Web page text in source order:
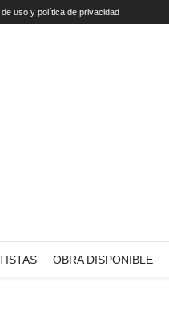
uso y política de privacidad
OBRA DISPONIBLE